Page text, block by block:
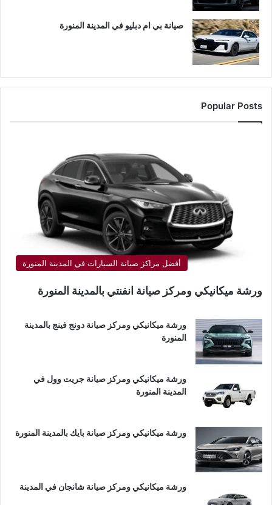
صيانة بي ام دبليو في المدينة المنورة
Popular Posts
أفضل مراكز صيانة السيارات في المدينة المنورة
ورشة ميكانيكي ومركز صيانة انفنتي بالمدينة المنورة
ورشة ميكانيكي ومركز صيانة دونج فينج بالمدينة
المنورة
ورشة ميكانيكي ومركز صيانة جريت وول في
المدينة المنورة
ورشة ميكانيكي ومركز صيانة بايك بالمدينة المنورة
ورشة ميكانيكي ومركز صيانة شانجان في المدينة